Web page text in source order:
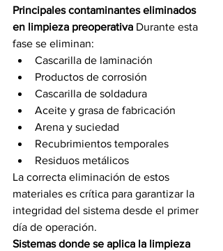
Principales contaminantes eliminados
en limpieza preoperativa Durante esta
fase se eliminan:
Cascarilla de laminación
Productos de corrosión
Cascarilla de soldadura
Aceite y grasa de fabricación
Arena y suciedad
Recubrimientos temporales
Residuos metálicos
La correcta eliminación de estos
materiales es crítica para garantizar la
integridad del sistema desde el primer
día de operación.
Sistemas donde se aplica la limpieza